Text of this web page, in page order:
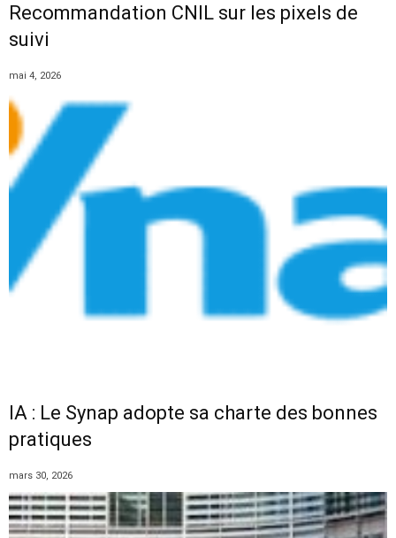
Recommandation CNIL sur les pixels de
suivi
mai 4, 2026
IA : Le Synap adopte sa charte des bonnes
pratiques
mars 30, 2026